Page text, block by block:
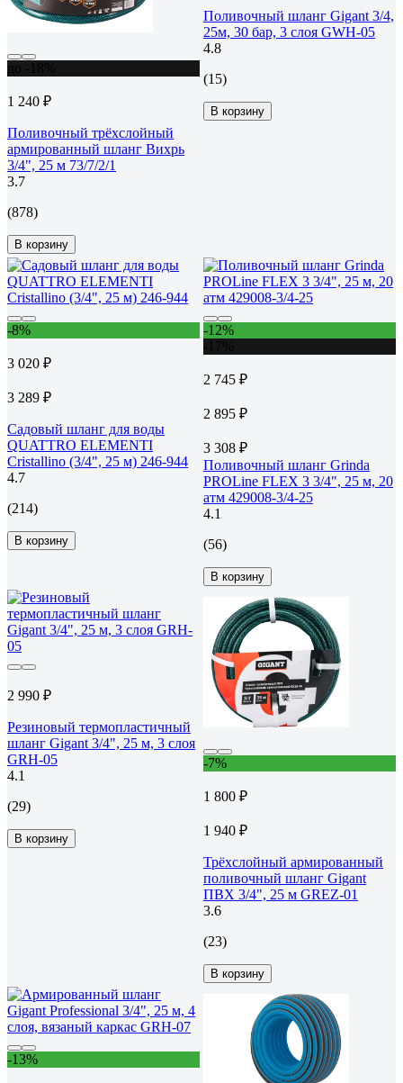
1 240 ₽
Поливочный трёхслойный
армированный шланг Вихрь
3/4", 25 м 73/7/2/1
3.7
(878)
В корзину
Поливочный шланг Gigant 3/4,
25м, 30 бар, 3 слоя GWH-05
4.8
(15)
В корзину
-8%
3 020 ₽
3 289 ₽
Садовый шланг для воды
QUATTRO ELEMENTI
Cristallino (3/4", 25 м) 246-944
4.7
(214)
В корзину
-12%
2 745 ₽
2 895 ₽
3 308 ₽
Поливочный шланг Grinda
PROLine FLEX 3 3/4", 25 м, 20
атм 429008-3/4-25
4.1
(56)
В корзину
2 990 ₽
Резиновый термопластичный
шланг Gigant 3/4", 25 м, 3 слоя
GRH-05
4.1
(29)
В корзину
-7%
1 800 ₽
1 940 ₽
Трёхслойный армированный
поливочный шланг Gigant
ПВХ 3/4", 25 м GREZ-01
3.6
(23)
В корзину
-13%